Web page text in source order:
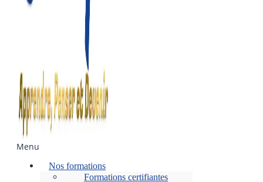
Menu
Nos formations
Formations certifiantes